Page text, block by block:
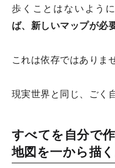
歩くことはないよう
ば、新しいマップが必
これは依存ではありま
現実世界と同じ、ごく
すべてを自分で
地図を一から描